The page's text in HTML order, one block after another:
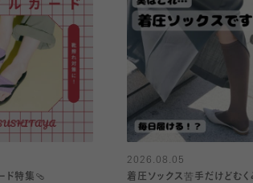
ド特集🩴
2026.08.05
着圧ソックス苦手だけどむく